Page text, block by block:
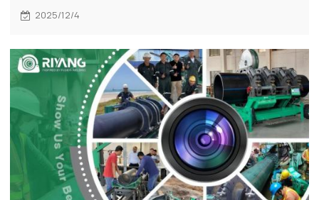
Territorios, Hong Kong.
2025/12/4